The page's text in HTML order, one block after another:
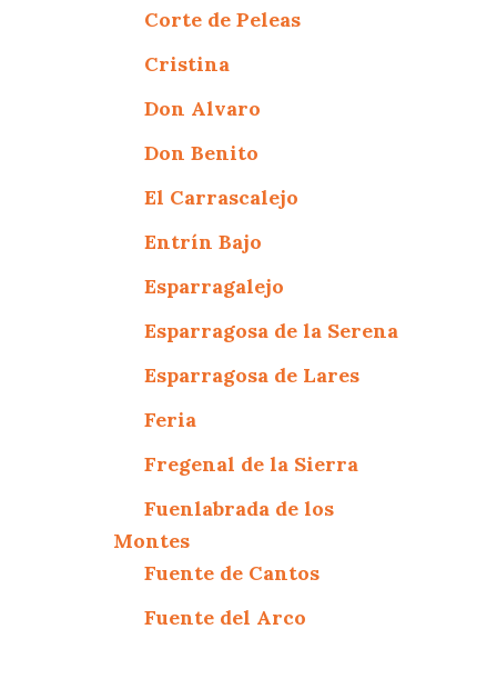
Corte de Peleas
Cristina
Don Alvaro
Don Benito
El Carrascalejo
Entrín Bajo
Esparragalejo
Esparragosa de la Serena
Esparragosa de Lares
Feria
Fregenal de la Sierra
Fuenlabrada de los
Montes
Fuente de Cantos
Fuente del Arco